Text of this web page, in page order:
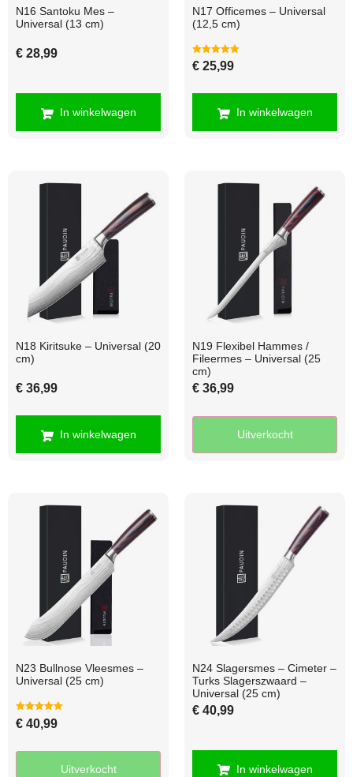
N16 Santoku Mes –
Universal (13 cm)
€ 28,99
In winkelwagen
N17 Officemes – Universal
(12,5 cm)
Gewaardeerd
5.00
€ 25,99
In winkelwagen
N18 Kiritsuke – Universal (20
cm)
€ 36,99
In winkelwagen
N19 Flexibel Hammes /
Fileermes – Universal (25
cm)
€ 36,99
Uitverkocht
N23 Bullnose Vleesmes –
Universal (25 cm)
Gewaardeerd
5.00
€ 40,99
Uitverkocht
N24 Slagersmes – Cimeter –
Turks Slagerszwaard –
Universal (25 cm)
€ 40,99
In winkelwagen